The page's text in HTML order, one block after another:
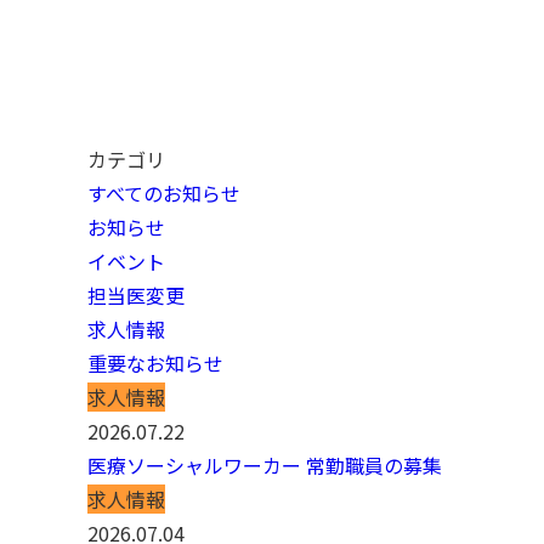
カテゴリ
すべてのお知らせ
お知らせ
イベント
担当医変更
求人情報
重要なお知らせ
求人情報
2026.07.22
医療ソーシャルワーカー 常勤職員の募集
求人情報
2026.07.04